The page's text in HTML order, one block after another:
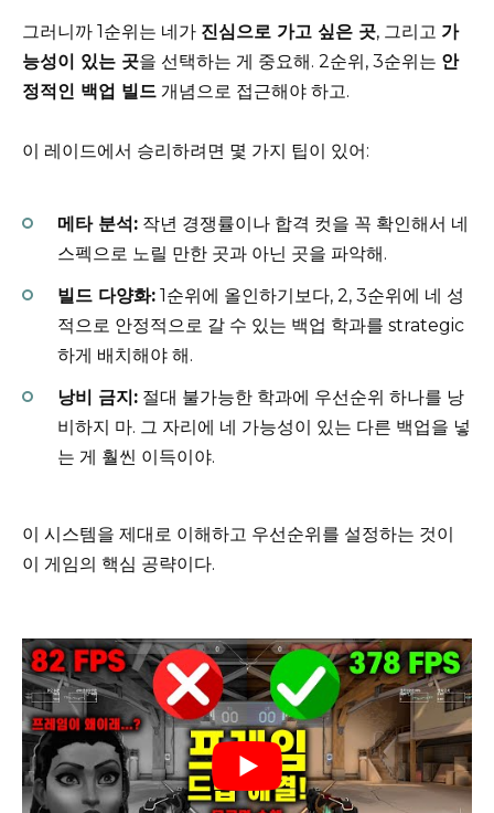
그러니까 1순위는 네가 진심으로 가고 싶은 곳, 그리고 가
능성이 있는 곳을 선택하는 게 중요해. 2순위, 3순위는 안
정적인 백업 빌드 개념으로 접근해야 하고.
이 레이드에서 승리하려면 몇 가지 팁이 있어:
메타 분석: 작년 경쟁률이나 합격 컷을 꼭 확인해서 네
스펙으로 노릴 만한 곳과 아닌 곳을 파악해.
빌드 다양화: 1순위에 올인하기보다, 2, 3순위에 네 성
적으로 안정적으로 갈 수 있는 백업 학과를 strategic
하게 배치해야 해.
낭비 금지: 절대 불가능한 학과에 우선순위 하나를 낭
비하지 마. 그 자리에 네 가능성이 있는 다른 백업을 넣
는 게 훨씬 이득이야.
이 시스템을 제대로 이해하고 우선순위를 설정하는 것이
이 게임의 핵심 공략이다.